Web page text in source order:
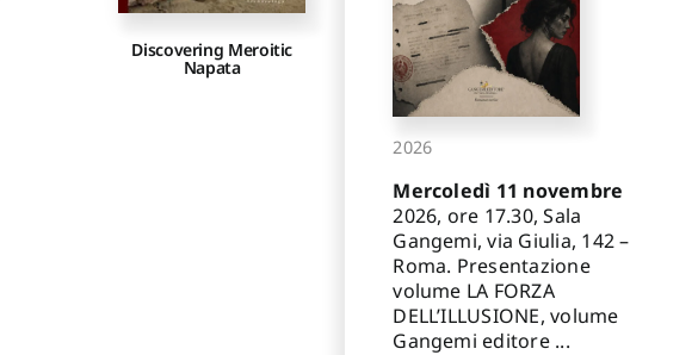
Discovering Meroitic
Napata
2026
Mercoledì 11 novembre
2026, ore 17.30, Sala
Gangemi, via Giulia, 142 –
Roma. Presentazione
volume LA FORZA
DELL’ILLUSIONE, volume
Gangemi editore ...